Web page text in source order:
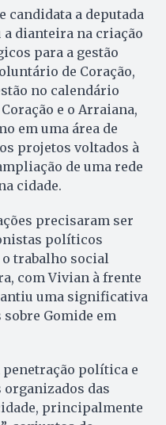
candidata a deputada
a dianteira na criação
para a gestão
de Coração,
no calendário
e o Arraiana,
em uma área de
projetos voltados à
de uma rede
cidade.
precisaram ser
políticos
trabalho social
com Vivian à frente
uma significativa
Gomide em
política e
das
principalmente